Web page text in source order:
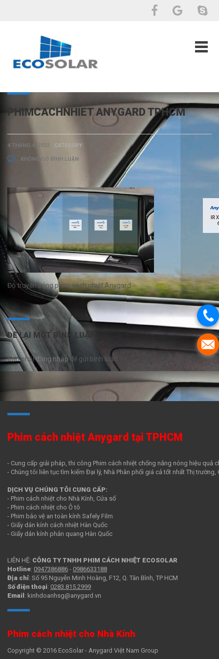
PHIMCACHNHIET ANYGARD TPHCM
4 THÁNG 4, 2022 CATEGORY:
KHÔNG CÓ BÌNH LUẬN
Độ truyền sáng phim cách nhiệt Anygard
ĐỂ LẠI MỘT BÌNH LUẬN
Bạn phảiđăng nhậpđể gửi bình luận.
Phim cách nhiệt Anygard tại TPHCM
- Cung cấp giải pháp, thi công Phim cách nhiệt chống nắng nóng hiệu quả
- Chúng tôi liên tục tìm kiếm Đại lý, Nhà Phân phối giá cả tốt nhất Thị trường,
DỊCH VỤ CHÚNG TÔI CUNG CẤP:
- Phim cách nhiệt cho Nhà Kính, Cửa sổ
- Phim cách nhiệt cho Ô tô
- Phim bảo vệ an toàn kính Safely Film
- Giấy dán kính cách nhiệt Hàn Quốc
- Giấy dán kính phản quang Hàn Quốc
LIÊN HỆ: CÔNG TY TNHH PHIM CÁCH NHIỆT ECOSOLAR
Hotline: 0947386886 - 0986633188
Địa chỉ: Số 95 Nguyễn Minh Hoàng, F12, Q. Tân Bình, TP HCM
Số điện thoại: 0283.815.2999
Email : kinhdoanhsg@anygard.vn
Phim cách nhiệt cho Nhà Kính
Copyright © 2016 EcoSolar - Anygard Việt Nam Group